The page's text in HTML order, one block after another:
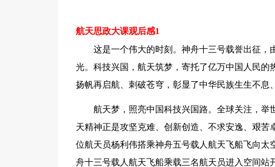
航天思政大课观后感1
这是一个伟大的时刻。神舟十三号载誉出征，
光。科技兴国，航天筑梦，寄托了亿万中国人民
扬帆再启航、刺破苍穹，彰显了中华民族生生不息
航天梦，照亮中国科技兴国路。全球关注，
天精神正是攻坚克难、创新创造、不求安逸、艰
位航天员杨利伟搭乘神舟五号载人航天飞船飞向
舟十三号载人航天飞船乘载三名航天员进入空间